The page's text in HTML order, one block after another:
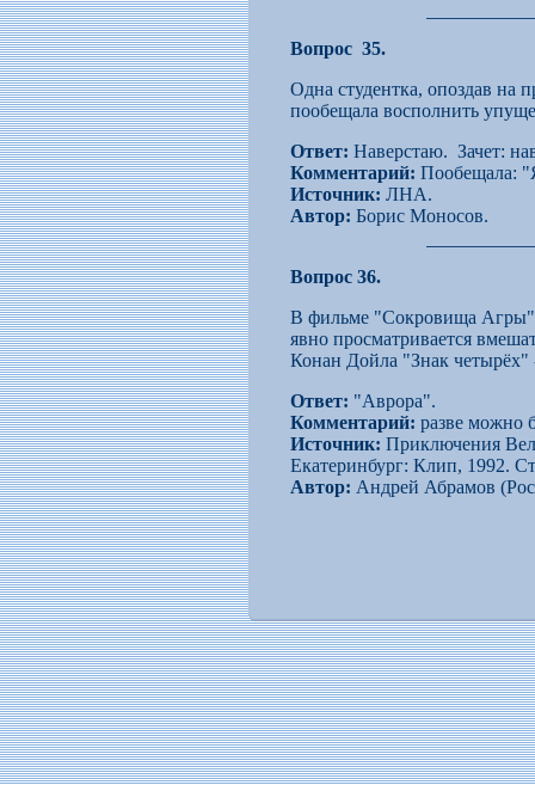
Вопрос 35.
Одна студентка, опоздав на
пообещала восполнить
Ответ: Наверстаю. Зачет:
Комментарий: Пообещала:
Источник: ЛНА.
Автор: Борис Моносов.
Вопрос 36.
В фильме "Сокровища Агры"
явно просматривается
Конан Дойла "Знак
Ответ: "Аврора".
Комментарий: разве можно
Источник: Приключения
Екатеринбург: Клип, 1992.
Автор: Андрей Абрамов